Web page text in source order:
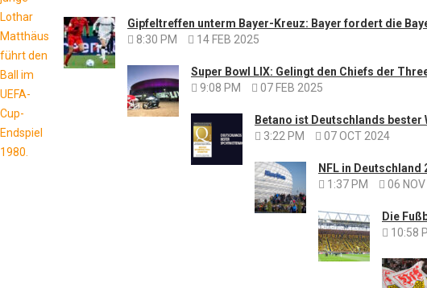
Gipfeltreffen unterm Bayer-Kreuz: Bayer fordert die
8:30 PM
14 FEB 2025
Super Bowl LIX: Gelingt den Chiefs der
9:08 PM
07 FEB 2025
Betano ist Deutschlands bester
3:22 PM
07 OCT 2024
NFL in
1:37 PM
06
Die
10:58